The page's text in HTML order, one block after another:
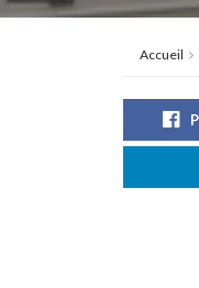
Accueil